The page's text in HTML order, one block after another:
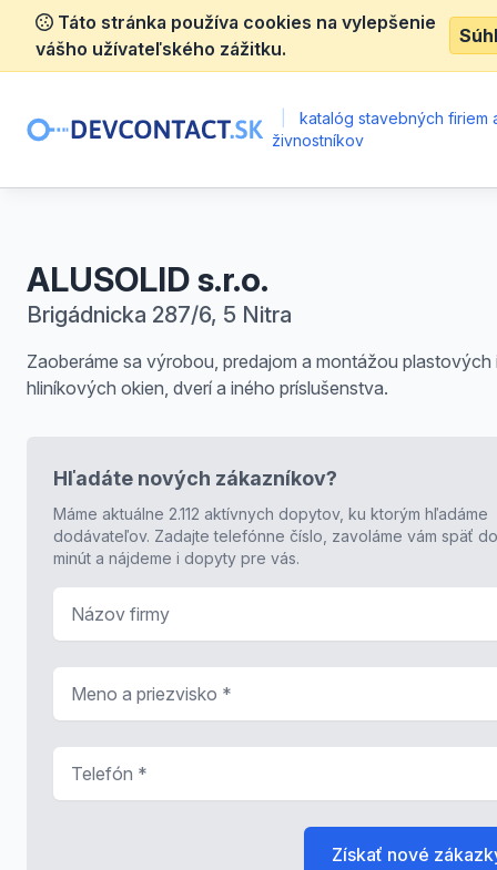
Táto stránka používa cookies na vylepšenie
vášho užívateľského zážitku.
katalóg stavebných firiem
živnostníkov
ALUSOLID s.r.o.
Brigádnicka 287/6, 5 Nitra
Zaoberáme sa výrobou, predajom a montážou plastových
hliníkových okien, dverí a iného príslušenstva.
Hľadáte nových zákazníkov?
Máme aktuálne 2.112 aktívnych dopytov, ku ktorým hľadáme
dodávateľov. Zadajte telefónne číslo, zavoláme vám späť
minút a nájdeme i dopyty pre vás.
Získať nové